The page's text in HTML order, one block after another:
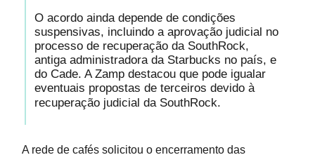
O acordo ainda depende de condições
suspensivas, incluindo a aprovação judicial no
processo de recuperação da SouthRock,
antiga administradora da Starbucks no país, e
do Cade. A Zamp destacou que pode igualar
eventuais propostas de terceiros devido à
recuperação judicial da SouthRock.
A rede de cafés solicitou o encerramento das